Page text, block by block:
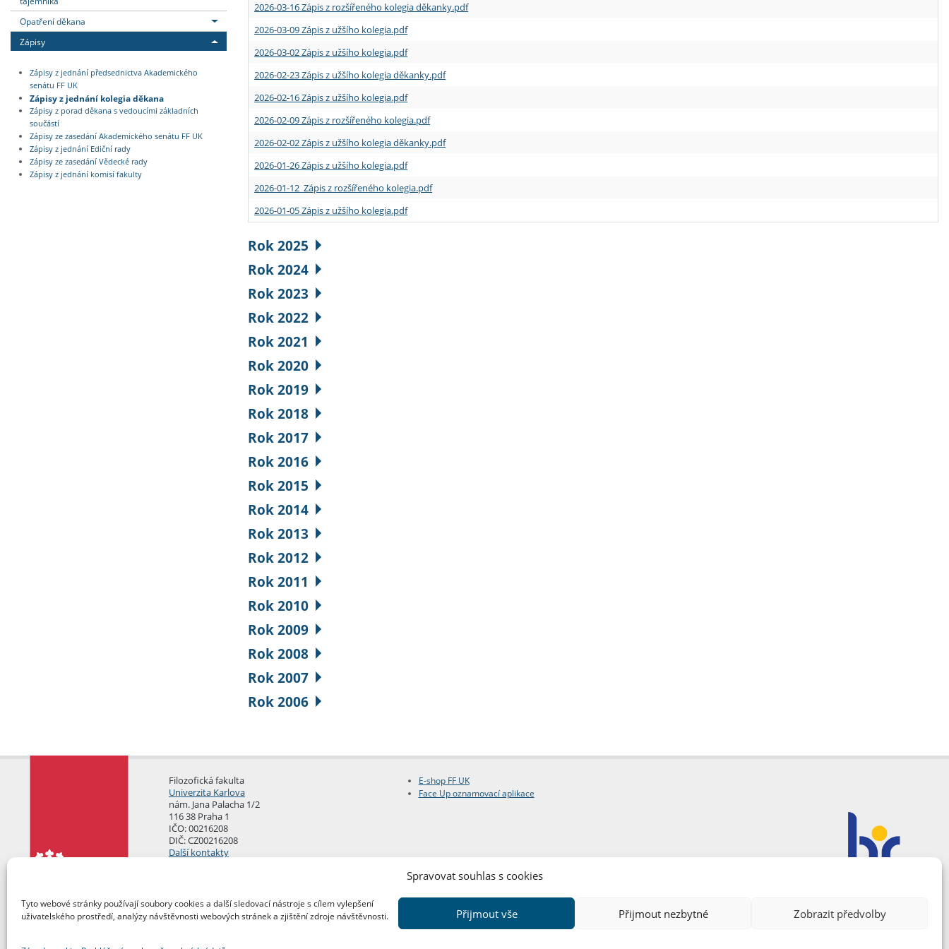
Spravovat souhlas s cookies
Tyto webové stránky používají soubory cookies a další sledovací nástroje s cílem vylepšení
uživatelského prostředí, analýzy návštěvnosti webových stránek a zjištění zdroje návštěvnosti.
Přijmout vše Přijmout nezbytné Zobrazit předvolby
Opatření děkana
Zápisy
Zápisy z jednání předsednictva Akademického
senátu FF UK
Zápisy z jednání kolegia děkana
Zápisy z porad děkana s vedoucími základních
součástí
Zápisy ze zasedání Akademického senátu FF UK
Zápisy z jednání Ediční rady
Zápisy ze zasedání Vědecké rady
Zápisy z jednání komisí fakulty
2026-03-16 Zápis z rozšířeného kolegia děkanky.pdf
2026-03-09 Zápis z užšího kolegia.pdf
2026-03-02 Zápis z užšího kolegia.pdf
2026-02-23 Zápis z užšího kolegia děkanky.pdf
2026-02-16 Zápis z užšího kolegia.pdf
2026-02-09 Zápis z rozšířeného kolegia.pdf
2026-02-02 Zápis z užšího kolegia děkanky.pdf
2026-01-26 Zápis z užšího kolegia.pdf
2026-01-12 Zápis z rozšířeného kolegia.pdf
2026-01-05 Zápis z užšího kolegia.pdf
Rok 2025
Rok 2024
Rok 2023
Rok 2022
Rok 2021
Rok 2020
Rok 2019
Rok 2018
Rok 2017
Rok 2016
Rok 2015
Rok 2014
Rok 2013
Rok 2012
Rok 2011
Rok 2010
Rok 2009
Rok 2008
Rok 2007
Rok 2006
Filozofická fakulta
Univerzita Karlova
nám. Jana Palacha 1/2
116 38 Praha 1
IČO: 00216208
DIČ: CZ00216208
Další kontakty
E-shop FF UK
Face Up oznamovací aplikace